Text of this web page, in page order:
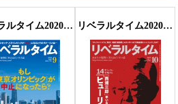
リベラルタイム2020年9月号 リベラルタイム2020年10月号